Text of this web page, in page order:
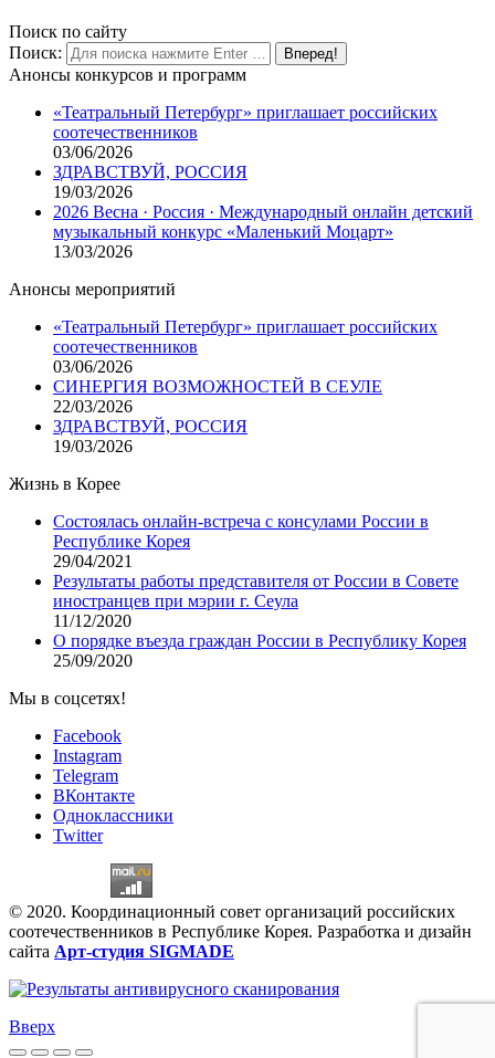
Поиск по сайту
Поиск:
Анонсы конкурсов и программ
«Театральный Петербург» приглашает российских
соотечественников
03/06/2026
ЗДРАВСТВУЙ, РОССИЯ
19/03/2026
2026 Весна · Россия · Международный онлайн детский
музыкальный конкурс «Маленький Моцарт»
13/03/2026
Анонсы мероприятий
«Театральный Петербург» приглашает российских
соотечественников
03/06/2026
СИНЕРГИЯ ВОЗМОЖНОСТЕЙ В СЕУЛЕ
22/03/2026
ЗДРАВСТВУЙ, РОССИЯ
19/03/2026
Жизнь в Корее
Состоялась онлайн-встреча с консулами России в
Республике Корея
29/04/2021
Результаты работы представителя от России в Совете
иностранцев при мэрии г. Сеула
11/12/2020
О порядке въезда граждан России в Республику Корея
25/09/2020
Мы в соцсетях!
Facebook
Instagram
Telegram
ВКонтакте
Одноклассники
Twitter
© 2020. Координационный совет организаций российских
соотечественников в Республике Корея. Разработка и дизайн
сайта Арт-студия SIGMADE
Вверх